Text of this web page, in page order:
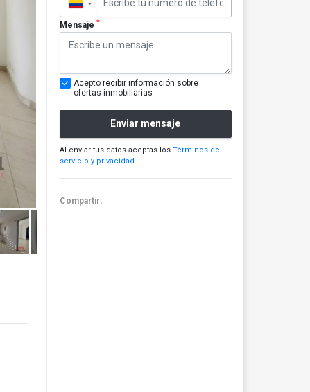
▼
Mensaje *
Acepto recibir información sobre
ofertas inmobiliarias
Enviar mensaje
Al enviar tus datos aceptas los Términos de
servicio y privacidad
Compartir: